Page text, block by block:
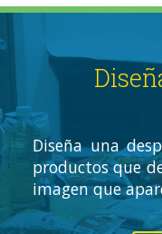
Diseña una
productos que
imagen que